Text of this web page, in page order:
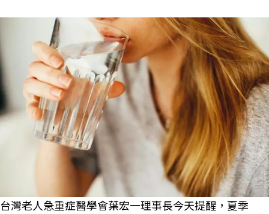
台灣老人急重症醫學會葉宏一理事長今天提醒，夏季